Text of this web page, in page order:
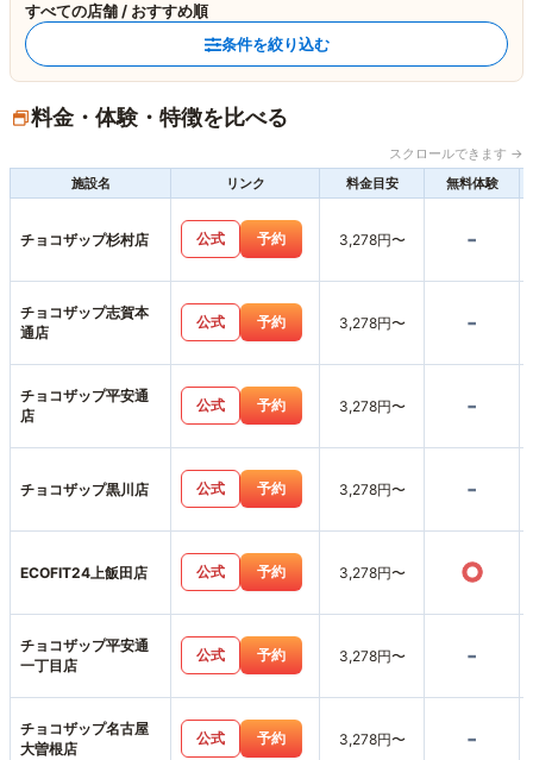
すべての店舗 / おすすめ順
条件を絞り込む
料金・体験・特徴を比べる
スクロールできます →
施設名
リンク 料金目安 無料体験
チョコザップ杉村店 公式 予約 3,278円〜 -
チョコザップ志賀本
通店
公式 予約 3,278円〜 -
チョコザップ平安通
店
公式 予約 3,278円〜 -
チョコザップ黒川店 公式 予約 3,278円〜 -
ECOFIT24上飯田店 公式 予約 3,278円〜 ○
チョコザップ平安通
一丁目店
公式 予約 3,278円〜 -
チョコザップ名古屋
大曽根店
公式 予約 3,278円〜 -